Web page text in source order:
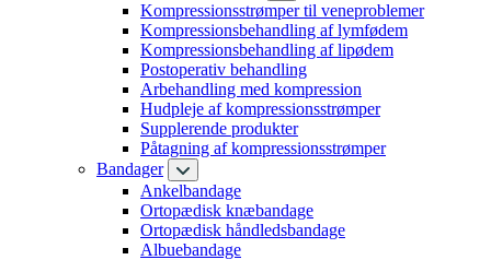
Kompressionsstrømper til veneproblemer
Kompressionsbehandling af lymfødem
Kompressionsbehandling af lipødem
Postoperativ behandling
Arbehandling med kompression
Hudpleje af kompressionsstrømper
Supplerende produkter
Påtagning af kompressionsstrømper
Bandager
Ankelbandage
Ortopædisk knæbandage
Ortopædisk håndledsbandage
Albuebandage